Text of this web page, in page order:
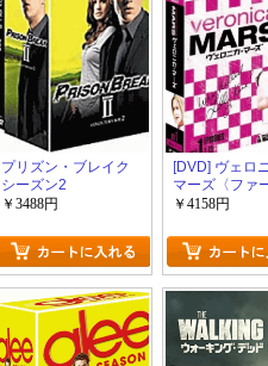
プリズン・ブレイク
シーズン2
￥3488円
[DVD] ヴェロ
マーズ〈ファ
ト〉 セット 1
￥4158円